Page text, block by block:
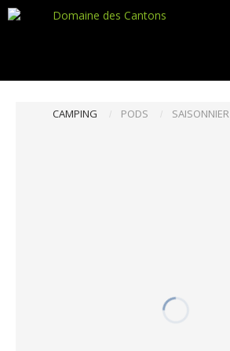
CAMPING / PODS / SAISONNIER